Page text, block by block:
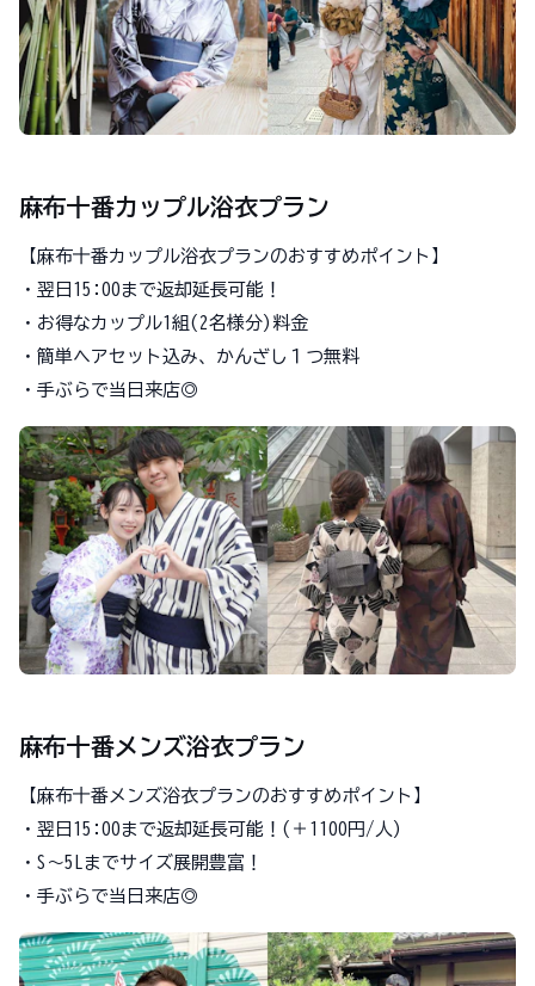
麻布十番カップル浴衣プラン
【麻布十番カップル浴衣プランのおすすめポイント】
・翌日15:00まで返却延長可能！
・お得なカップル1組(2名様分)料金
・簡単ヘアセット込み、かんざし１つ無料
・手ぶらで当日来店◎
麻布十番メンズ浴衣プラン
【麻布十番メンズ浴衣プランのおすすめポイント】
・翌日15:00まで返却延長可能！(＋1100円/人)
・S～5Lまでサイズ展開豊富！
・手ぶらで当日来店◎